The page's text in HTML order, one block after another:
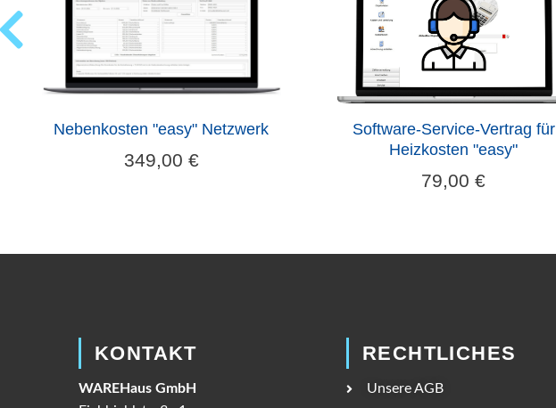
Nebenkosten "easy" Netzwerk
349,00 €
Software-Service-Vertrag für
Heizkosten "easy"
79,00€
KONTAKT
WAREHaus GmbH
RECHTLICHES
Unsere AGB